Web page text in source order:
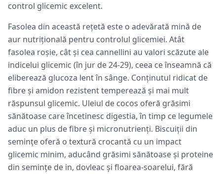
control glicemic excelent.
Fasolea din această rețetă este o adevărată mină de
aur nutrițională pentru controlul glicemiei. Atât
fasolea roșie, cât și cea cannellini au valori scăzute ale
indicelui glicemic (în jur de 24-29), ceea ce înseamnă că
eliberează glucoza lent în sânge. Conținutul ridicat de
fibre și amidon rezistent temperează și mai mult
răspunsul glicemic. Uleiul de cocos oferă grăsimi
sănătoase care încetinesc digestia, în timp ce legumele
aduc un plus de fibre și micronutrienți. Biscuiții din
semințe oferă o textură crocantă cu un impact
glicemic minim, aducând grăsimi sănătoase și proteine
din semințe de in, dovleac și floarea-soarelui, fără